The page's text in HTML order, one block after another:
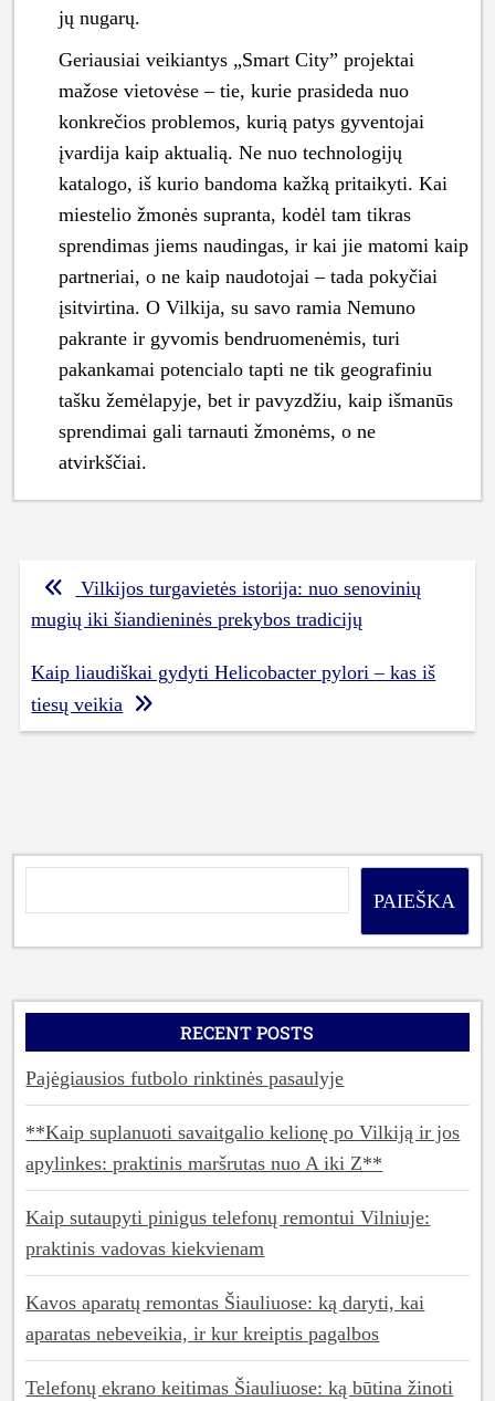
jų nugarų.
Geriausiai veikiantys „Smart City” projektai
mažose vietovėse – tie, kurie prasideda nuo
konkrečios problemos, kurią patys gyventojai
įvardija kaip aktualią. Ne nuo technologijų
katalogo, iš kurio bandoma kažką pritaikyti. Kai
miestelio žmonės supranta, kodėl tam tikras
sprendimas jiems naudingas, ir kai jie matomi kaip
partneriai, o ne kaip naudotojai – tada pokyčiai
įsitvirtina. O Vilkija, su savo ramia Nemuno
pakrante ir gyvomis bendruomenėmis, turi
pakankamai potencialo tapti ne tik geografiniu
tašku žemėlapyje, bet ir pavyzdžiu, kaip išmanūs
sprendimai gali tarnauti žmonėms, o ne
atvirkščiai.
Navigacija
tarp
Vilkijos turgavietės istorija: nuo senovinių
mugių iki šiandieninės prekybos tradicijų
Kaip liaudiškai gydyti Helicobacter pylori – kas iš
tiesų veikia
PAIEŠKA
RECENT POSTS
Pajėgiausios futbolo rinktinės pasaulyje
**Kaip suplanuoti savaitgalio kelionę po Vilkiją ir jos
apylinkes: praktinis maršrutas nuo A iki Z**
Kaip sutaupyti pinigus telefonų remontui Vilniuje:
praktinis vadovas kiekvienam
Kavos aparatų remontas Šiauliuose: ką daryti, kai
aparatas nebeveikia, ir kur kreiptis pagalbos
Telefonų ekrano keitimas Šiauliuose: ką būtina žinoti